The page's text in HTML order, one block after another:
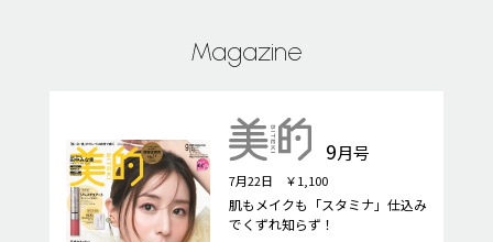
Magazine
9月号
7月22日 ￥1,100
肌もメイクも「スタミナ」仕込み
でくずれ知らず！